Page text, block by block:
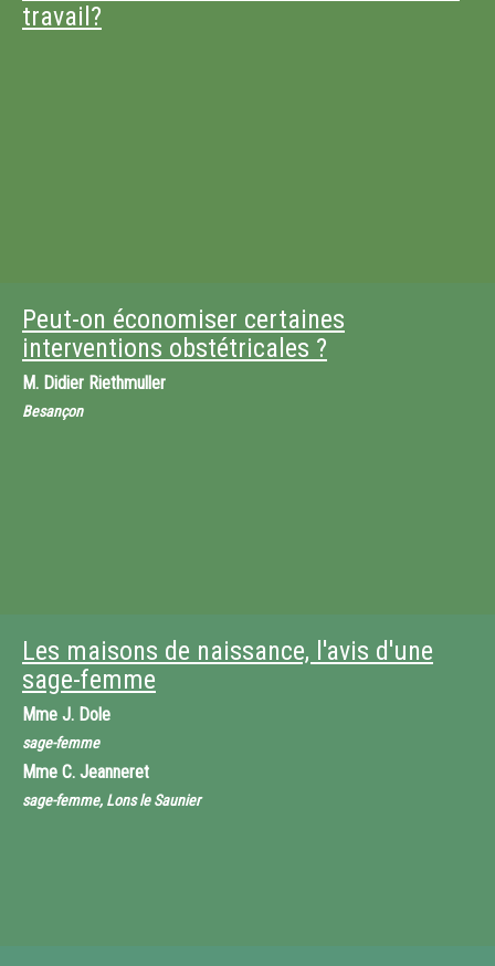
travail?
Peut-on économiser certaines
interventions obstétricales ?
M. Didier Riethmuller
Besançon
Les maisons de naissance, l'avis d'une
sage-femme
Mme J. Dole
sage-femme
Mme C. Jeanneret
sage-femme, Lons le Saunier